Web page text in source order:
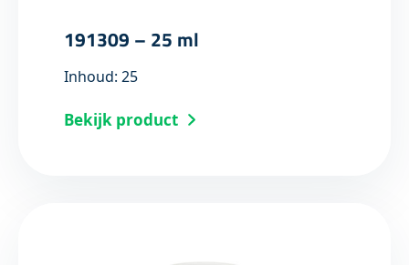
191309 – 25 ml
Inhoud: 25
Bekijk product